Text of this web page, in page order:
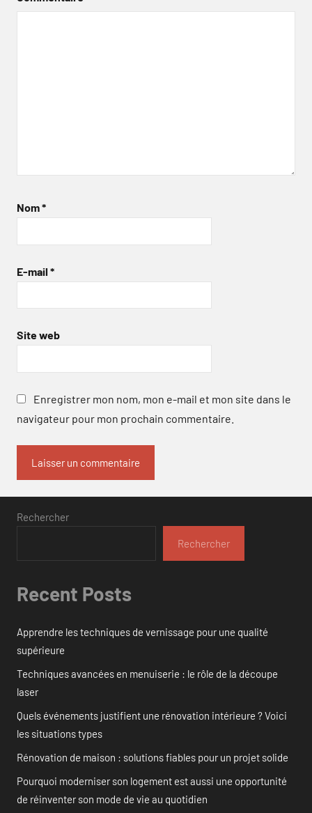
Nom*
E-mail *
Site web
Enregistrer mon nom, mon e-mail et mon site dans le
navigateur pour mon prochain commentaire.
Rechercher
Rechercher
Recent Posts
Apprendre les techniques de vernissage pour une qualité
supérieure
Techniques avancées en menuiserie : le rôle de la découpe
laser
Quels événements justifient une rénovation intérieure ? Voici
les situations types
Rénovation de maison : solutions fiables pour un projet solide
Pourquoi moderniser son logement est aussi une opportunité
de réinventer son mode de vie au quotidien